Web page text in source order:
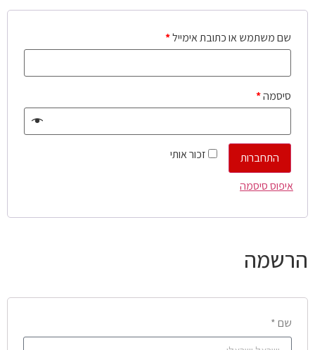
שם משתמש או כתובת אימייל*
סיסמה*
זכור אותי
התחברות
איפוס סיסמה
הרשמה
שם *